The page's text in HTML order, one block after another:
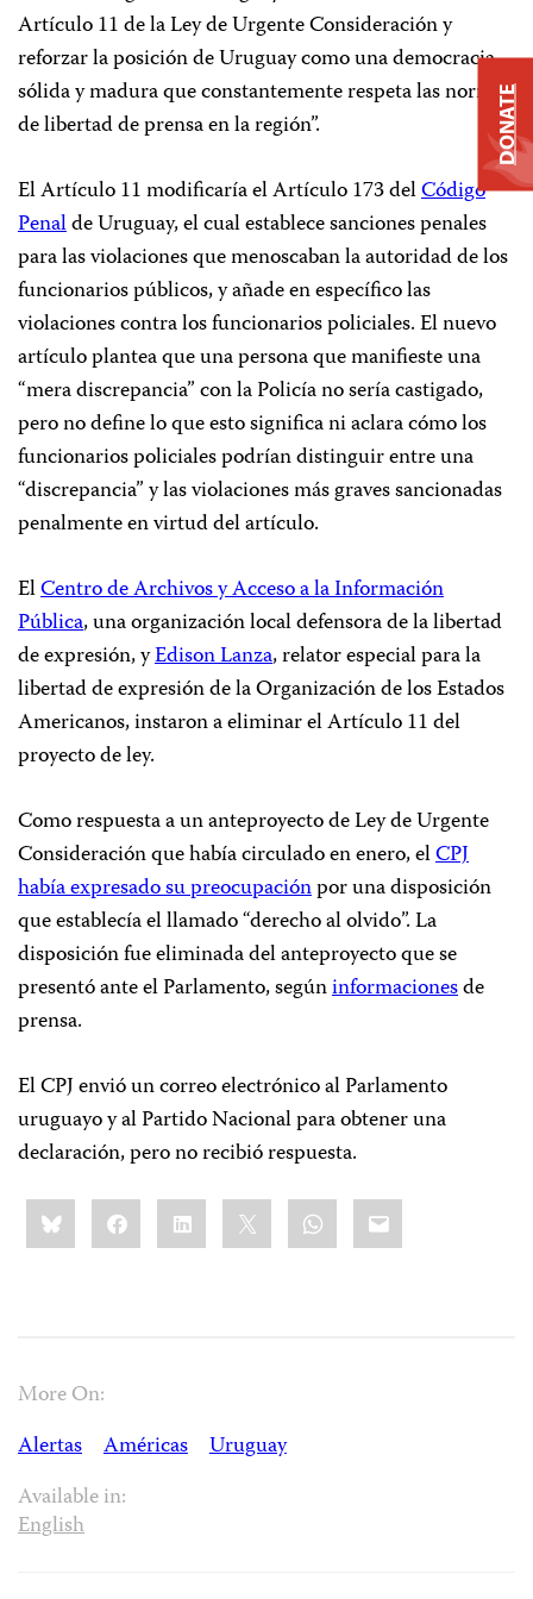
Artículo 11 de la Ley de Urgente Consideración y
reforzar la posición de Uruguay como una democracia
sólida y madura que constantemente respeta las normas
de libertad de prensa en la región”.
El Artículo 11 modificaría el Artículo 173 delCódigo
Penalde Uruguay, el cual establece sanciones penales
para las violaciones que menoscaban la autoridad de los
funcionarios públicos, y añade en específico las
violaciones contra los funcionarios policiales. El nuevo
artículo plantea que una persona que manifieste una
“mera discrepancia” con la Policía no sería castigado,
pero no define lo que esto significa ni aclara cómo los
funcionarios policiales podrían distinguir entre una
“discrepancia” y las violaciones más graves sancionadas
penalmente en virtud del artículo.
ElCentro de Archivos y Acceso a la Información
Pública, una organización local defensora de la libertad
de expresión, yEdison Lanza, relator especial para la
libertad de expresión de la Organización de los Estados
Americanos, instaron a eliminar el Artículo 11 del
proyecto de ley.
Como respuesta a un anteproyecto de Ley de Urgente
Consideración que había circulado en enero, elCPJ
había expresado su preocupaciónpor una disposición
que establecía el llamado “derecho al olvido”. La
disposición fue eliminada del anteproyecto que se
presentó ante el Parlamento, segúninformacionesde
prensa.
El CPJ envió un correo electrónico al Parlamento
uruguayo y al Partido Nacional para obtener una
declaración, pero no recibió respuesta.
Share
this:BlueskyFacebookLinkedIn WhatsApp
Email
More On:
Alertas
Américas
Uruguay
Available in:
English
DONATE